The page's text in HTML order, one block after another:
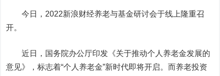
今日，2022新浪财经养老与基金研讨会于线上隆重召
开。
近日，国务院办公厅印发《关于推动个人养老金发展的
意见》，标志着“个人养老金”新时代即将开启。而养老投资